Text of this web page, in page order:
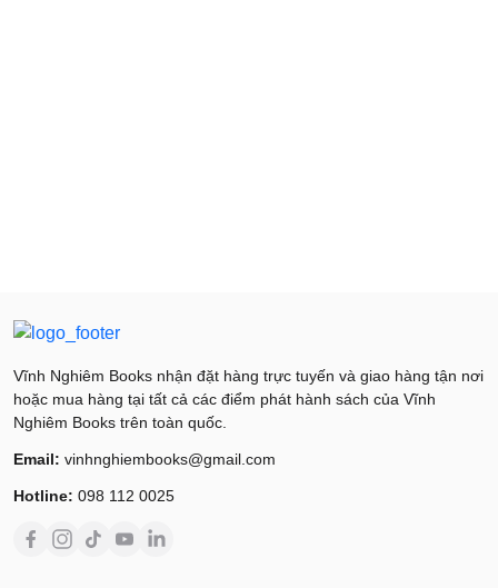
Vĩnh Nghiêm Books nhận đặt hàng trực tuyến và giao hàng tận nơi
hoặc mua hàng tại tất cả các điểm phát hành sách của Vĩnh
Nghiêm Books trên toàn quốc.
Email: vinhnghiembooks@gmail.com
Hotline: 098 112 0025